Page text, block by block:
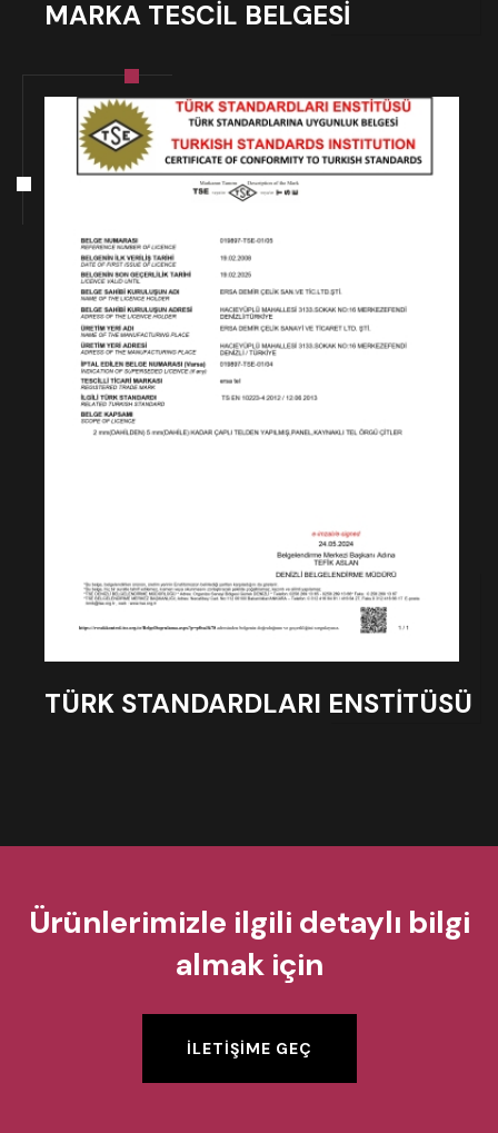
MARKA TESCİL BELGESİ
TÜRK STANDARDLARI ENSTİTÜSÜ
Ürünlerimizle ilgili detaylı bilgi
almak için
İLETİŞİME GEÇ